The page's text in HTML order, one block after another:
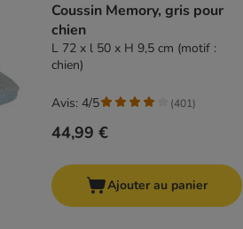
Coussin Memory, gris pour
chien
L 72 x l 50 x H 9,5 cm (motif :
chien)
44,99 €
Avis: 4/5 (401)
Ajouter au panier